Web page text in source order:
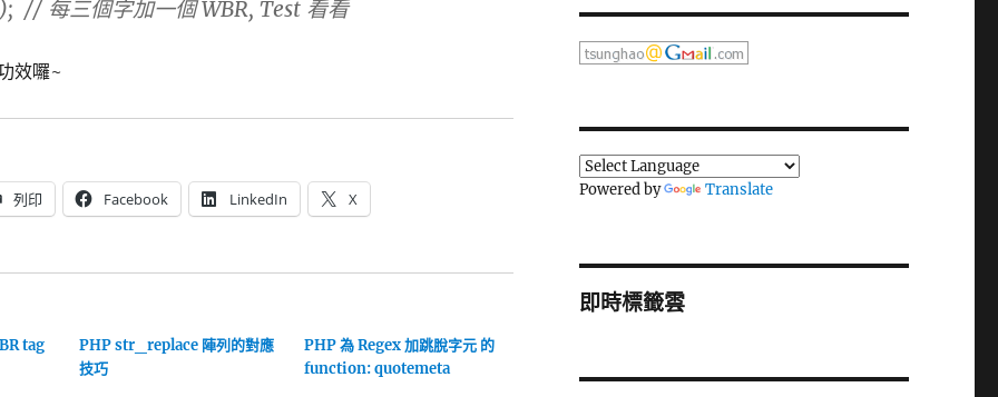
// 每三個字加一個 WBR, Test 看看
效囉~
列印 Facebook LinkedIn X
tag
PHP str_replace 陣列的對應
技巧
PHP 為 Regex 加跳脫字元 的
function: quotemeta
Powered by Translate
即時標籤雲